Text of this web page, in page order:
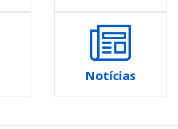
Notícias